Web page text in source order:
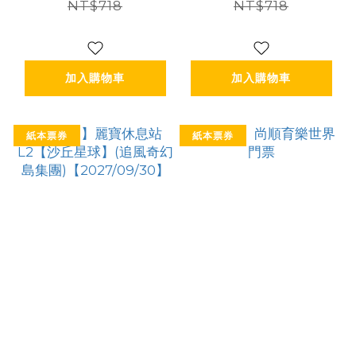
島集團)
NT$718
加入購物車
奇幻島集團)
NT$718
加入購物車
紙本票券 紙本票券